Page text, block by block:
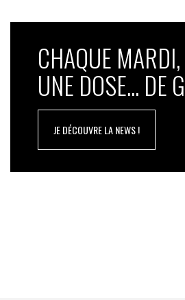
CHAQUE
UNE DOSE... DE
JE DÉCOUVRE LA NEWS !